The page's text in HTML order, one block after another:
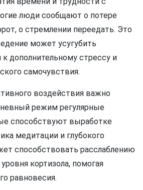
люди сообщают о потере
о стремлении переедать. Это
может усугубить
к дополнительному стрессу и
самочувствия.
воздействия важно
режим регулярные
способствуют выработке
медитации и глубокого
способствовать расслаблению
кортизола, помогая
равновесия.